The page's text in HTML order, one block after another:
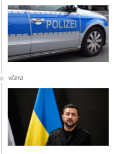
včera